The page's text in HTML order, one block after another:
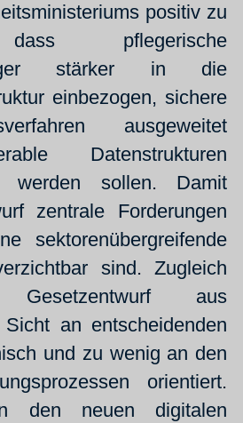
positiv zu
pflegerische
stärker in die
einbezogen, sichere
ausgeweitet
Datenstrukturen
werden sollen. Damit
zentrale Forderungen
sektorenübergreifende
sind. Zugleich
aus
Sicht an entscheidenden
und zu wenig an den
orientiert.
den neuen digitalen